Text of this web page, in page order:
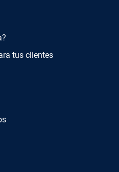
tus clientes